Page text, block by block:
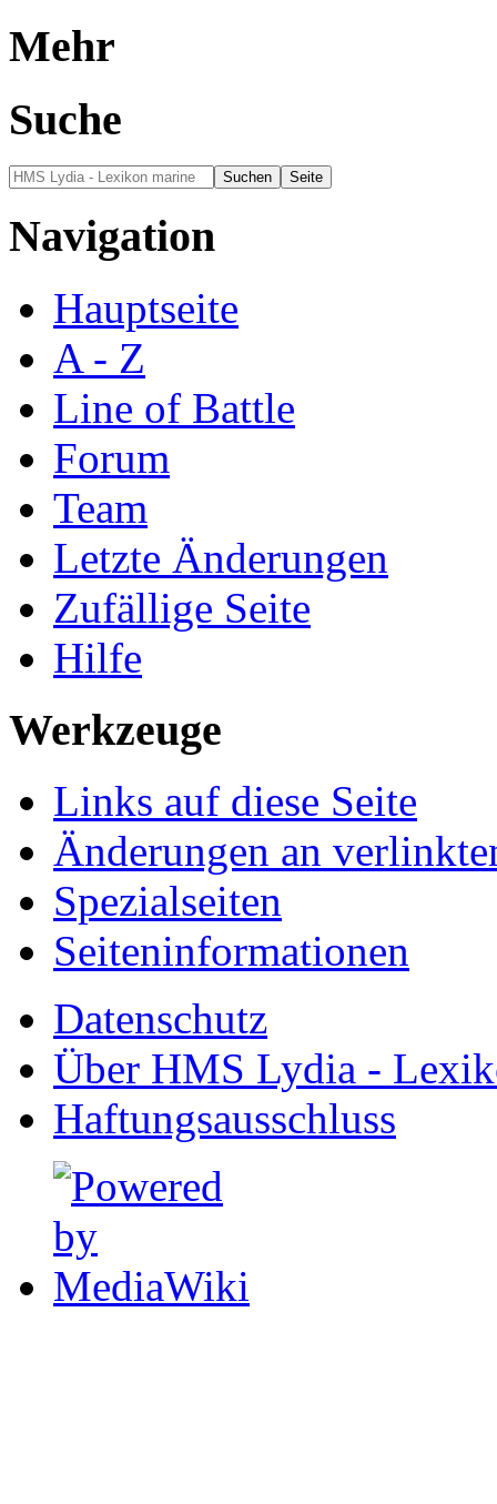
Mehr
Suche
Navigation
Hauptseite
A - Z
Line of Battle
Forum
Team
Letzte Änderungen
Zufällige Seite
Hilfe
Werkzeuge
Links auf diese Seite
Änderungen an
Spezialseiten
Seiten­informationen
Datenschutz
Über HMS Lydia -
Haftungsausschluss